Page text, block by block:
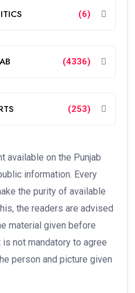
(6)
(4336)
(253)
available on the Punjab
information. Every
the purity of available
the readers are advised
material given before
not mandatory to agree
person and picture given